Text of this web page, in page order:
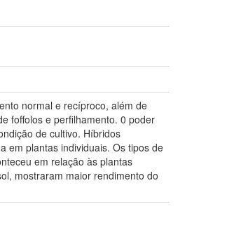
normal e recíproco, além de
foffolos e perfilhamento. 0 poder
de cultivo. Híbridos
em plantas individuais. Os tipos de
em relação às plantas
mostraram maior rendimento do